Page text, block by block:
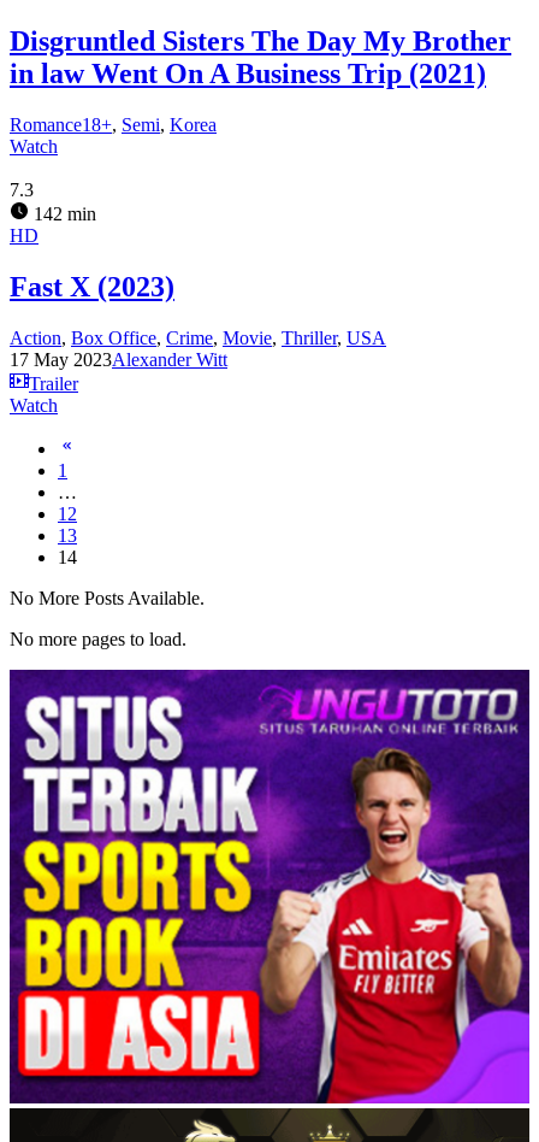
Disgruntled Sisters The Day My Brother
in law Went On A Business Trip (2021)
Romance18+, Semi, Korea
Watch
7.3
142 min
HD
Fast X (2023)
Action, Box Office, Crime, Movie, Thriller, USA
17 May 2023Alexander Witt
Trailer
Watch
1
…
12
13
14
No More Posts Available.
No more pages to load.